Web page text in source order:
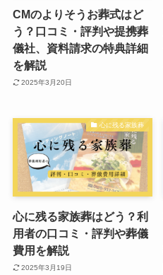
CMのよりそうお葬式はど
う？口コミ・評判や提携葬
儀社、資料請求の特典詳細
を解説
2025年3月20日
心に残る家族葬
心に残る家族葬はどう？利
用者の口コミ・評判や葬儀
費用を解説
2025年3月19日